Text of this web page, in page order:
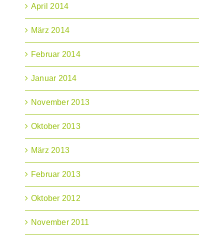
April 2014
März 2014
Februar 2014
Januar 2014
November 2013
Oktober 2013
März 2013
Februar 2013
Oktober 2012
November 2011